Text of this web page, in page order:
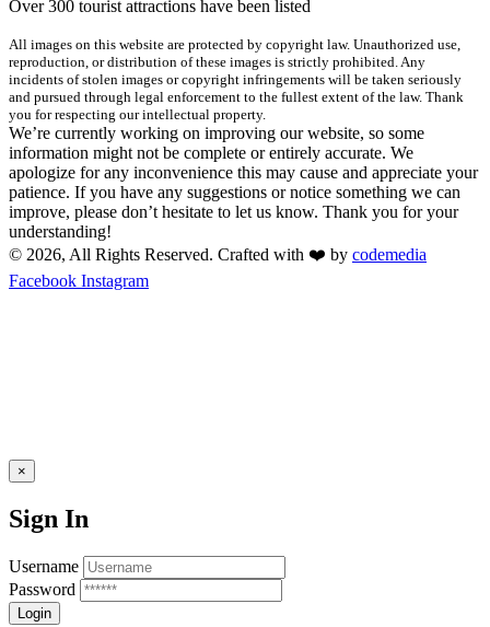
Over 300 tourist attractions have been listed
All images on this website are protected by copyright law. Unauthorized use,
reproduction, or distribution of these images is strictly prohibited. Any
incidents of stolen images or copyright infringements will be taken seriously
and pursued through legal enforcement to the fullest extent of the law. Thank
you for respecting our intellectual property.
We’re currently working on improving our website, so some
information might not be complete or entirely accurate. We
apologize for any inconvenience this may cause and appreciate your
patience. If you have any suggestions or notice something we can
improve, please don’t hesitate to let us know. Thank you for your
understanding!
© 2026, All Rights Reserved. Crafted with ❤️ by codemedia
Facebook Instagram
×
Sign In
Username
Password